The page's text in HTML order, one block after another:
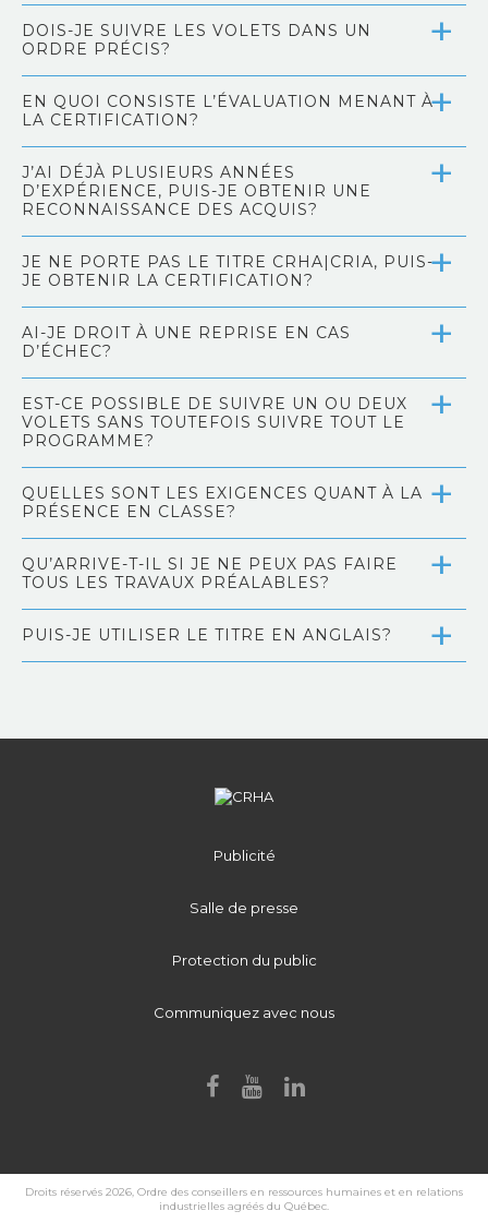
DOIS-JE SUIVRE LES VOLETS DANS UN
ORDRE PRÉCIS?
EN QUOI CONSISTE L’ÉVALUATION MENANT À
LA CERTIFICATION?
J’AI DÉJÀ PLUSIEURS ANNÉES
D’EXPÉRIENCE, PUIS-JE OBTENIR UNE
RECONNAISSANCE DES ACQUIS?
JE NE PORTE PAS LE TITRE CRHA|CRIA, PUIS-
JE OBTENIR LA CERTIFICATION?
AI-JE DROIT À UNE REPRISE EN CAS
D’ÉCHEC?
EST-CE POSSIBLE DE SUIVRE UN OU DEUX
VOLETS SANS TOUTEFOIS SUIVRE TOUT LE
PROGRAMME?
QUELLES SONT LES EXIGENCES QUANT À LA
PRÉSENCE EN CLASSE?
QU’ARRIVE-T-IL SI JE NE PEUX PAS FAIRE
TOUS LES TRAVAUX PRÉALABLES?
PUIS-JE UTILISER LE TITRE EN ANGLAIS?
Publicité
Salle de presse
Protection du public
Communiquez avec nous
Droits réservés 2026, Ordre des conseillers en ressources humaines et en relations
industrielles agréés du Québec.